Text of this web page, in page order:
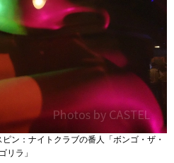
ン：ナイトクラブの番人「ボンゴ・ザ・
ゴリラ」